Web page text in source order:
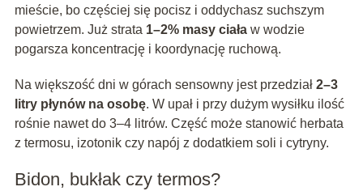
mieście, bo częściej się pocisz i oddychasz suchszym
powietrzem. Już strata 1–2% masy ciaław wodzie
pogarsza koncentrację i koordynację ruchową.
Na większość dni w górach sensowny jest przedział 2–3
litry płynów na osobę. W upał i przy dużym wysiłku ilość
rośnie nawet do 3–4 litrów. Część może stanowić herbata
z termosu, izotonik czy napój z dodatkiem soli i cytryny.
Bidon, bukłak czy termos?